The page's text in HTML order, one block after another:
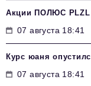
Акции ПОЛЮС PLZL
07 августа 18:41
Курс юаня
07 августа 18:41